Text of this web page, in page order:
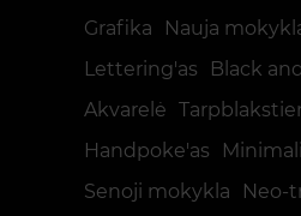
Grafika
Nauja
Lettering'as
Black
Akvarelė
Handpoke'as
Senoji mokykla
Neo-